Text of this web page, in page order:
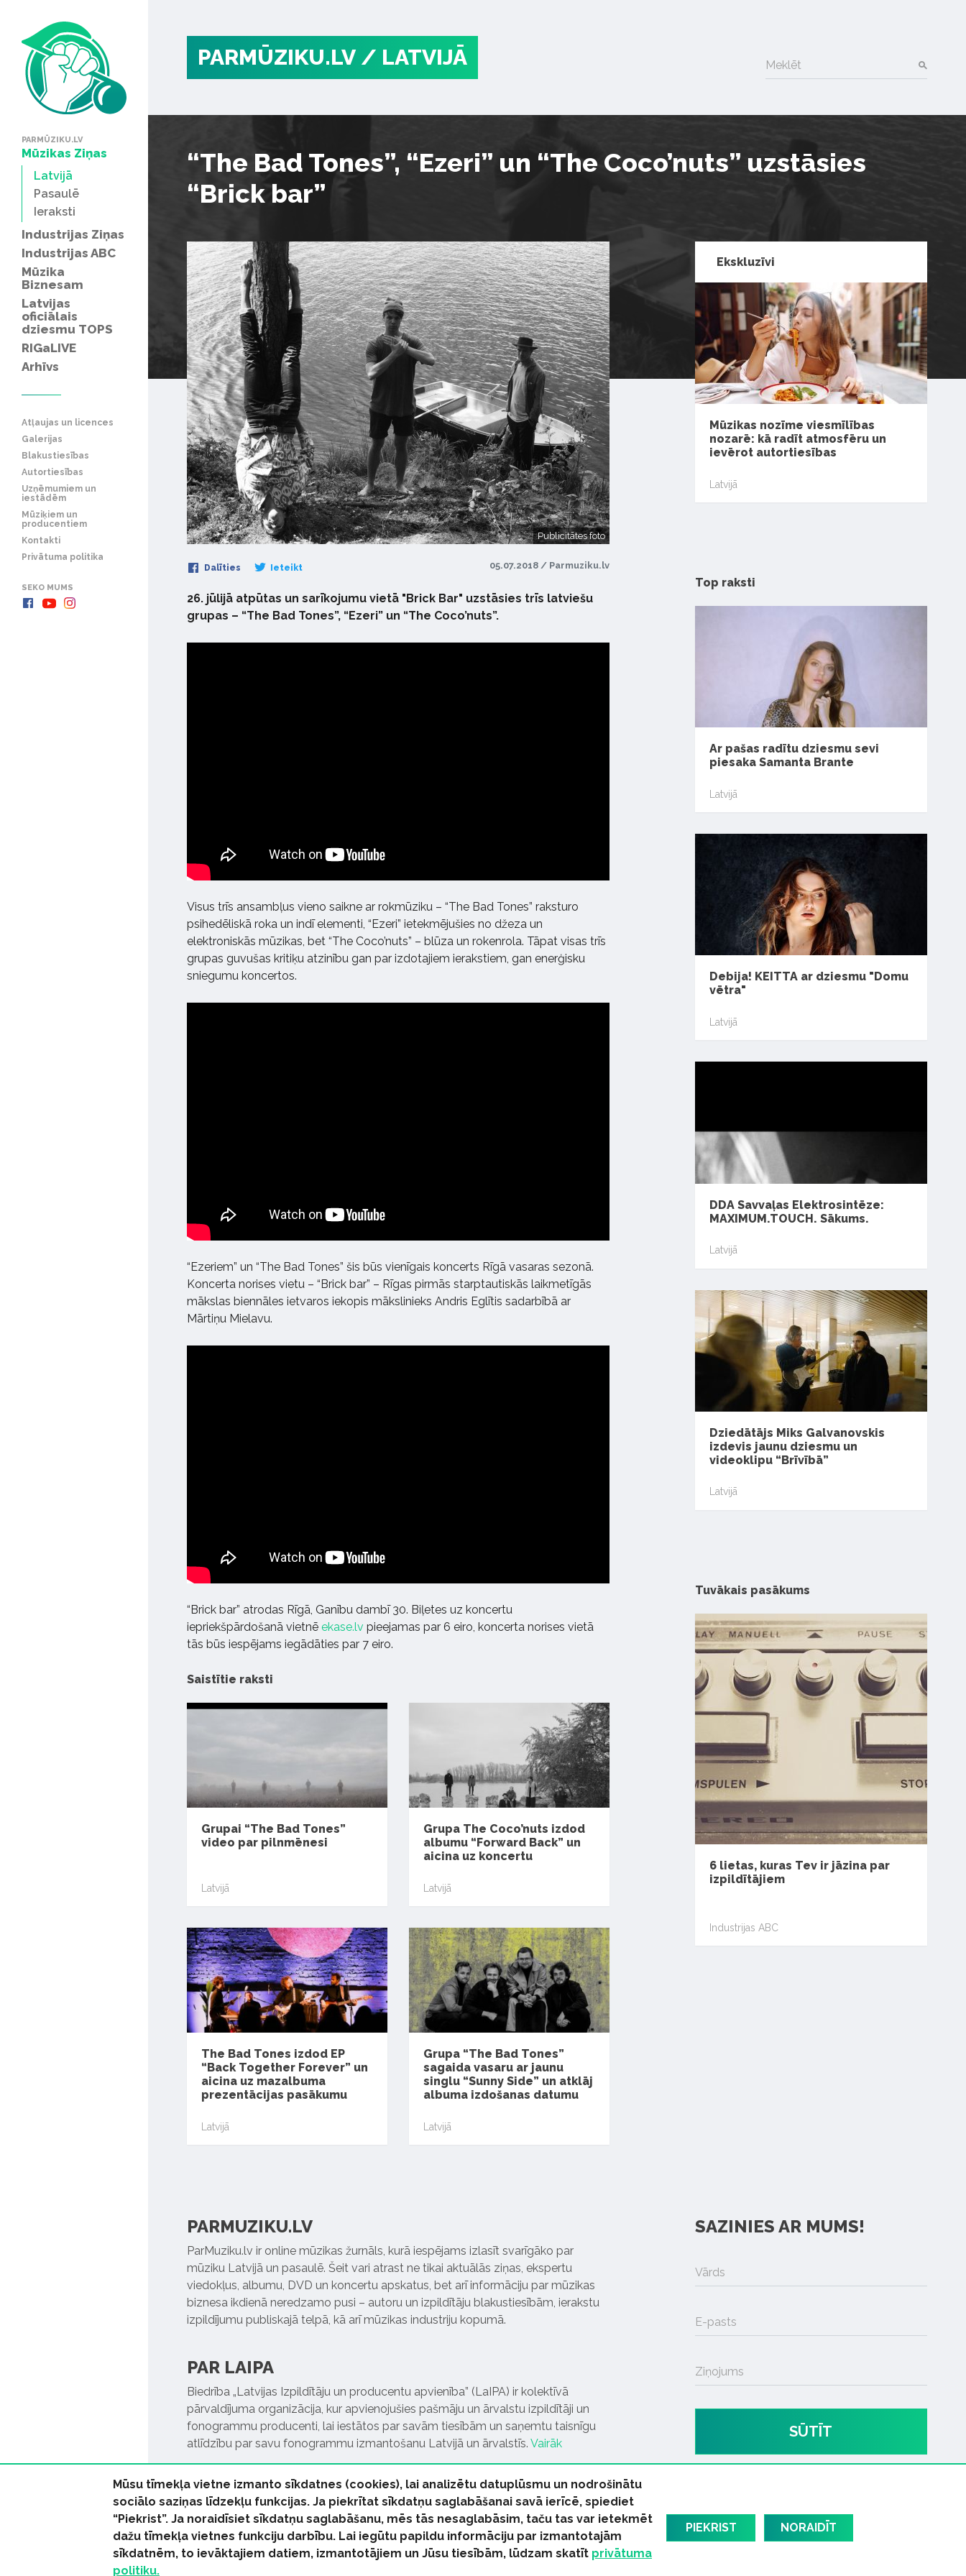
PARMŪZIKU.LV
Mūzikas Ziņas
Latvijā
Pasaulē
Ieraksti
Industrijas Ziņas
Industrijas ABC
Mūzika
Biznesam
Latvijas
oficiālais
dziesmu TOPS
RIGaLIVE
Arhīvs
Atļaujas un licences
Galerijas
Blakustiesības
Autortiesības
Uzņēmumiem un
iestādēm
Mūziķiem un
producentiem
Kontakti
Privātuma politika
SEKO MUMS
PARMŪZIKU.LV / LATVIJĀ Meklēt
“The Bad Tones”, “Ezeri” un “The Coco’nuts” uzstāsies
“Brick bar”
Publicitātes foto
Dalīties Ieteikt 05.07.2018 / Parmuziku.lv
26. jūlijā atpūtas un sarīkojumu vietā "Brick Bar" uzstāsies trīs latviešu
grupas – “The Bad Tones”, “Ezeri” un “The Coco’nuts”.
Visus trīs ansambļus vieno saikne ar rokmūziku – “The Bad Tones” raksturo
psihedēliskā roka un indī elementi, “Ezeri” ietekmējušies no džeza un
elektroniskās mūzikas, bet “The Coco’nuts” – blūza un rokenrola. Tāpat visas trīs
grupas guvušas kritiķu atzinību gan par izdotajiem ierakstiem, gan enerģisku
sniegumu koncertos.
“Ezeriem” un “The Bad Tones” šis būs vienīgais koncerts Rīgā vasaras sezonā.
Koncerta norises vietu – “Brick bar” – Rīgas pirmās starptautiskās laikmetīgās
mākslas biennāles ietvaros iekopis mākslinieks Andris Eglītis sadarbībā ar
Mārtiņu Mielavu.
“Brick bar” atrodas Rīgā, Ganību dambī 30. Biļetes uz koncertu
iepriekšpārdošanā vietnē ekase.lv pieejamas par 6 eiro, koncerta norises vietā
tās būs iespējams iegādāties par 7 eiro.
Saistītie raksti
Grupai “The Bad Tones”
video par pilnmēnesi
Latvijā
Grupa The Coco’nuts izdod
albumu “Forward Back” un
aicina uz koncertu
Latvijā
The Bad Tones izdod EP
“Back Together Forever” un
aicina uz mazalbuma
prezentācijas pasākumu
Latvijā
Grupa “The Bad Tones”
sagaida vasaru ar jaunu
singlu “Sunny Side” un atklāj
albuma izdošanas datumu
Latvijā
Ekskluzīvi
Mūzikas nozīme viesmīlības
nozarē: kā radīt atmosfēru un
ievērot autortiesības
Latvijā
Top raksti
Ar pašas radītu dziesmu sevi
piesaka Samanta Brante
Latvijā
Debija! KEITTA ar dziesmu "Domu
vētra"
Latvijā
DDA Savvaļas Elektrosintēze:
MAXIMUM.TOUCH. Sākums.
Latvijā
Dziedātājs Miks Galvanovskis
izdevis jaunu dziesmu un
videoklipu “Brīvībā”
Latvijā
Tuvākais pasākums
6 lietas, kuras Tev ir jāzina par
izpildītājiem
Industrijas ABC
PARMUZIKU.LV
ParMuziku.lv ir online mūzikas žurnāls, kurā iespējams izlasīt svarīgāko par
mūziku Latvijā un pasaulē. Šeit vari atrast ne tikai aktuālās ziņas, ekspertu
viedokļus, albumu, DVD un koncertu apskatus, bet arī informāciju par mūzikas
biznesa ikdienā neredzamo pusi – autoru un izpildītāju blakustiesībām, ierakstu
izpildījumu publiskajā telpā, kā arī mūzikas industriju kopumā.
PAR LAIPA
Biedrība „Latvijas Izpildītāju un producentu apvienība” (LaIPA) ir kolektīvā
pārvaldījuma organizācija, kur apvienojušies pašmāju un ārvalstu izpildītāji un
fonogrammu producenti, lai iestātos par savām tiesībām un saņemtu taisnīgu
atlīdzību par savu fonogrammu izmantošanu Latvijā un ārvalstīs. Vairāk
SAZINIES AR MUMS!
Vārds
E-pasts
Ziņojums
SŪTĪT
© 2026 parmuziku.lv, visas tiesības paturētas
Mūsu tīmekļa vietne izmanto sīkdatnes (cookies), lai analizētu datuplūsmu un nodrošinātu
sociālo saziņas līdzekļu funkcijas. Ja piekrītat sīkdatņu saglabāšanai savā ierīcē, spiediet
“Piekrist”. Ja noraidīsiet sīkdatņu saglabāšanu, mēs tās nesaglabāsim, taču tas var ietekmēt
dažu tīmekļa vietnes funkciju darbību. Lai iegūtu papildu informāciju par izmantotajām
sīkdatnēm, to ievāktajiem datiem, izmantotājiem un Jūsu tiesībām, lūdzam skatīt privātuma
politiku.
PIEKRIST NORAIDĪT